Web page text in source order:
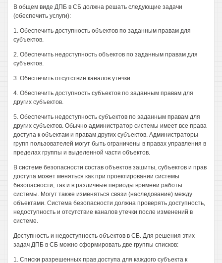
В общем виде ДПБ в СБ должна решать следующие задачи
(обеспечить услуги):
1. Обеспечить доступность объектов по заданным правам для
субъектов.
2. Обеспечить недоступность объектов по заданным правам для
субъектов.
3. Обеспечить отсутствие каналов утечки.
4. Обеспечить доступность субъектов по заданным правам для
других субъектов.
5. Обеспечить недоступность субъектов по заданным правам для
других субъектов. Обычно администратор системы имеет все права
доступа к объектам и правам других субъектов. Администраторы
групп пользователей могут быть ограничены в правах управления в
пределах группы и выделенной части объектов.
В системе безопасности состав объектов зашиты, субъектов и прав
доступа может меняться как при проектировании системы
безопасности, так и в различные периоды времени работы
системы. Могут также изменяться связи (наследование) между
объектами. Система безопасности должна проверять доступность,
недоступность и отсутствие каналов утечки после изменений в
системе.
Доступность и недоступность объектов в СБ. Для решения этих
задач ДПБ в СБ можно сформировать две группы списков:
1. Списки разрешенных прав доступа для каждого субъекта к